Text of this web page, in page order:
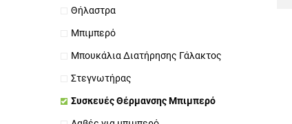
Θήλαστρα
Μπιμπερό
Μπουκάλια Διατήρησης Γάλακτος
Στεγνωτήρας
Συσκευές Θέρμανσης Μπιμπερό